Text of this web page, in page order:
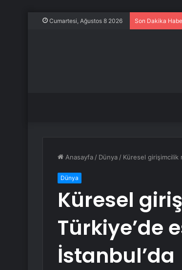
Cumartesi, Ağustos 8 2026 Son Dakika
Anasayfa / Dünya / Küresel girişimcilik
Dünya
Küresel
Türkiye’de
İstanbul’da